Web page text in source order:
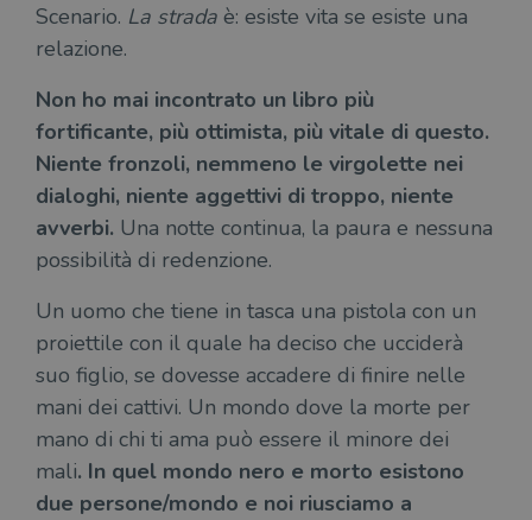
Scenario. La strada è: esiste vita se esiste una
relazione.
Non ho mai incontrato un libro più
fortificante, più ottimista, più vitale di questo.
Niente fronzoli, nemmeno le virgolette nei
dialoghi, niente aggettivi di troppo, niente
avverbi. Una notte continua, la paura e nessuna
possibilità di redenzione.
Un uomo che tiene in tasca una pistola con un
proiettile con il quale ha deciso che ucciderà
suo figlio, se dovesse accadere di finire nelle
mani dei cattivi. Un mondo dove la morte per
mano di chi ti ama può essere il minore dei
mali. In quel mondo nero e morto esistono
due persone/mondo e noi riusciamo a